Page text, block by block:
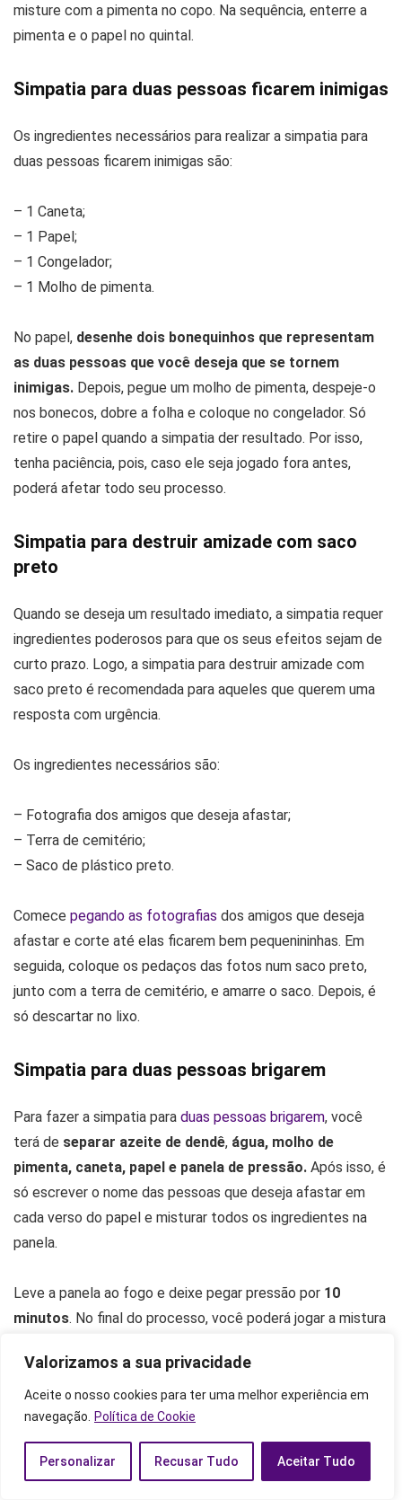
Valorizamos a sua privacidade
Aceite o nosso cookies para ter uma melhor experiência em
navegação.
Política de Cookie
Personalizar Recusar Tudo Aceitar Tudo
misture com a pimenta no copo. Na sequência, enterre a
pimenta e o papel no quintal.
Simpatia para duas pessoas ficarem inimigas
Os ingredientes necessários para realizar a simpatia para
duas pessoas ficarem inimigas são:
– 1 Caneta;
– 1 Papel;
– 1 Congelador;
– 1 Molho de pimenta.
No papel, desenhe dois bonequinhos que representam
as duas pessoas que você deseja que se tornem
inimigas. Depois, pegue um molho de pimenta, despeje-o
nos bonecos, dobre a folha e coloque no congelador. Só
retire o papel quando a simpatia der resultado. Por isso,
tenha paciência, pois, caso ele seja jogado fora antes,
poderá afetar todo seu processo.
Simpatia para destruir amizade com saco
preto
Quando se deseja um resultado imediato, a simpatia requer
ingredientes poderosos para que os seus efeitos sejam de
curto prazo. Logo, a simpatia para destruir amizade com
saco preto é recomendada para aqueles que querem uma
resposta com urgência.
Os ingredientes necessários são:
– Fotografia dos amigos que deseja afastar;
– Terra de cemitério;
– Saco de plástico preto.
Comece pegando as fotografias dos amigos que deseja
afastar e corte até elas ficarem bem pequenininhas. Em
seguida, coloque os pedaços das fotos num saco preto,
junto com a terra de cemitério, e amarre o saco. Depois, é
só descartar no lixo.
Simpatia para duas pessoas brigarem
Para fazer a simpatia para duas pessoas brigarem, você
terá de separar azeite de dendê, água, molho de
pimenta, caneta, papel e panela de pressão. Após isso, é
só escrever o nome das pessoas que deseja afastar em
cada verso do papel e misturar todos os ingredientes na
panela.
Leve a panela ao fogo e deixe pegar pressão por 10
minutos. No final do processo, você poderá jogar a mistura
Confira outras simpatias